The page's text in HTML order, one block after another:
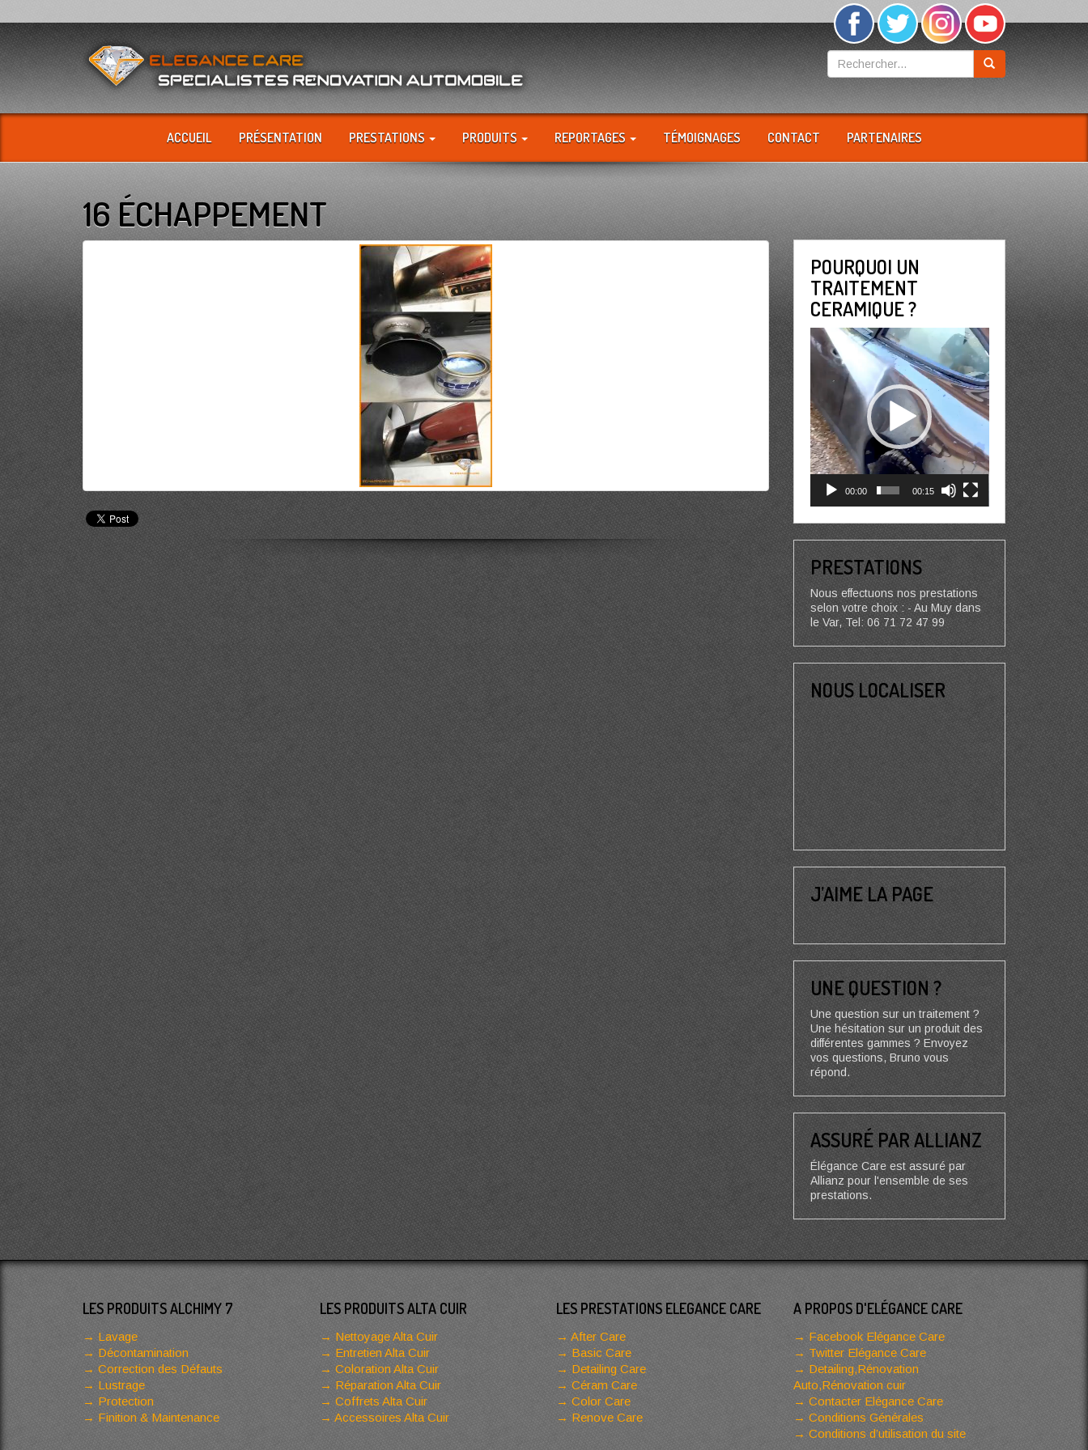
ACCUEIL PRÉSENTATION PRESTATIONS PRODUITS REPORTAGES TÉMOIGNAGES CONTACT PARTENAIRES
16 ÉCHAPPEMENT
POURQUOI UN
TRAITEMENT
CERAMIQUE ?
Lecteur
vidéo
00:00 00:15
PRESTATIONS
Nous effectuons nos prestations
selon votre choix : - Au Muy dans
le Var, Tel: 06 71 72 47 99
NOUS LOCALISER
J’AIME LA PAGE
UNE QUESTION ?
Une question sur un traitement ?
Une hésitation sur un produit des
différentes gammes ? Envoyez
vos questions, Bruno vous
répond.
ASSURÉ PAR ALLIANZ
Élégance Care est assuré par
Allianz pour l'ensemble de ses
prestations.
LES PRODUITS ALCHIMY 7
Lavage
Décontamination
Correction des Défauts
Lustrage
Protection
Finition & Maintenance
LES PRODUITS ALTA CUIR
Nettoyage Alta Cuir
Entretien Alta Cuir
Coloration Alta Cuir
Réparation Alta Cuir
Coffrets Alta Cuir
Accessoires Alta Cuir
LES PRESTATIONS ELEGANCE CARE
After Care
Basic Care
Detailing Care
Céram Care
Color Care
Renove Care
A PROPOS D'ELÉGANCE CARE
Facebook Elégance Care
Twitter Elégance Care
Detailing,Rénovation
Auto,Rénovation cuir
Contacter Elégance Care
Conditions Générales
Conditions d’utilisation du site